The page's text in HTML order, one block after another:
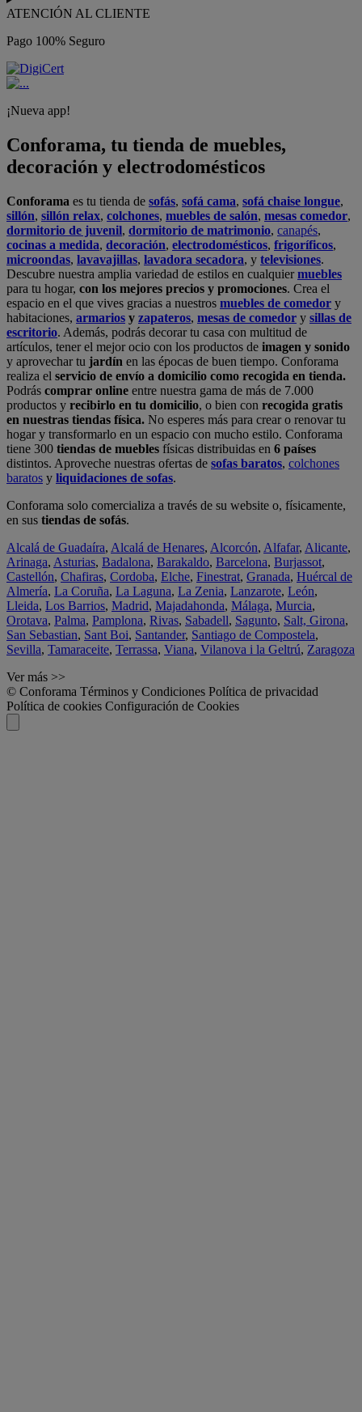
ATENCIÓN AL CLIENTE
Pago 100% Seguro
¡Nueva app!
Conforama, tu tienda de muebles,
decoración y electrodomésticos
Conforama es tu tienda de sofás, sofá cama, sofá chaise longue,
sillón, sillón relax, colchones, muebles de salón, mesas comedor,
dormitorio de juvenil, dormitorio de matrimonio, canapés,
cocinas a medida, decoración, electrodomésticos, frigoríficos,
microondas, lavavajillas, lavadora secadora, y televisiones.
Descubre nuestra amplia variedad de estilos en cualquiermuebles
para tu hogar, con los mejores precios y promociones. Crea el
espacio en el que vives gracias a nuestros muebles de comedor y
habitaciones, armarios y zapateros, mesas de comedor y sillas de
escritorio. Además, podrás decorar tu casa con multitud de
artículos, tener el mejor ocio con los productos de imagen y sonido
y aprovechar tu jardín en las épocas de buen tiempo. Conforama
realiza el servicio de envío a domicilio como recogida en tienda.
Podrás comprar online entre nuestra gama de más de 7.000
productos y recibirlo en tu domicilio, o bien con recogida gratis
en nuestras tiendas física. No esperes más para crear o renovar tu
hogar y transformarlo en un espacio con mucho estilo. Conforama
tiene 300 tiendas de muebles físicas distribuidas en 6 países
distintos. Aproveche nuestras ofertas de sofas baratos, colchones
baratos y liquidaciones de sofas.
Conforama solo comercializa a través de su website o, físicamente,
en sus tiendas de sofás.
Alcalá de Guadaíra, Alcalá de Henares, Alcorcón, Alfafar, Alicante,
Arinaga, Asturias, Badalona, Barakaldo, Barcelona, Burjassot,
Castellón, Chafiras, Cordoba, Elche, Finestrat, Granada, Huércal de
Almería, La Coruña, La Laguna, La Zenia, Lanzarote, León,
Lleida, Los Barrios, Madrid, Majadahonda, Málaga, Murcia,
Orotava, Palma, Pamplona, Rivas, Sabadell, Sagunto, Salt, Girona,
San Sebastian, Sant Boi, Santander, Santiago de Compostela,
Sevilla, Tamaraceite, Terrassa, Viana, Vilanova i la Geltrú, Zaragoza
Ver más >>
© Conforama Términos y Condiciones Política de privacidad
Política de cookies Configuración de Cookies